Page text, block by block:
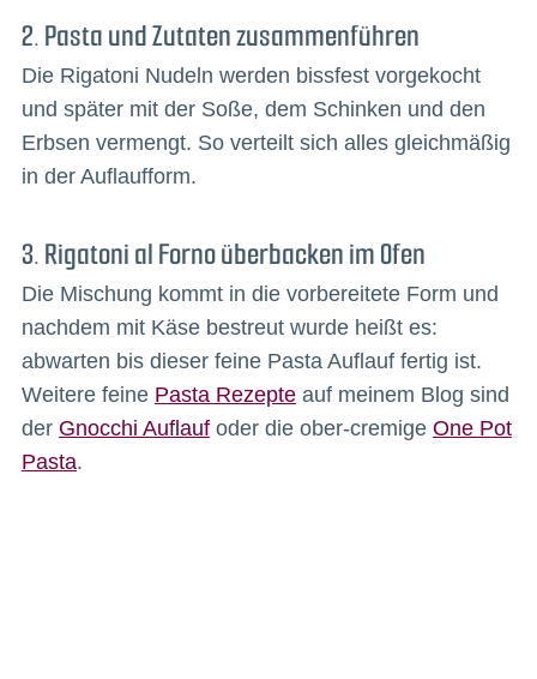
2. Pasta und Zutaten zusammenführen
Die Rigatoni Nudeln werden bissfest vorgekocht
und später mit der Soße, dem Schinken und den
Erbsen vermengt. So verteilt sich alles gleichmäßig
in der Auflaufform.
3. Rigatoni al Forno überbacken im Ofen
Die Mischung kommt in die vorbereitete Form und
nachdem mit Käse bestreut wurde heißt es:
abwarten bis dieser feine Pasta Auflauf fertig ist.
Weitere feine Pasta Rezepteauf meinem Blog sind
der Gnocchi Auflaufoder die ober-cremige One Pot
Pasta.